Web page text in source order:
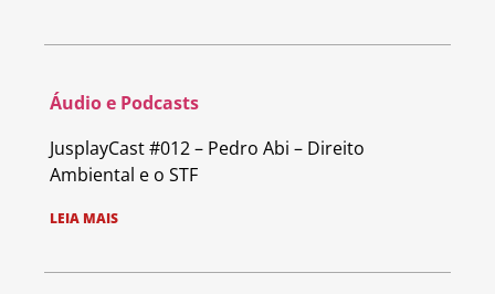
Áudio e Podcasts
JusplayCast #012 – Pedro Abi – Direito
Ambiental e o STF
LEIA MAIS